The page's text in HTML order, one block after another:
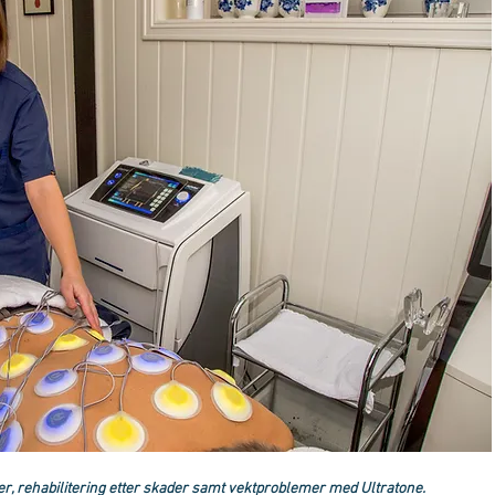
rehabilitering etter skader samt vektproblemer med Ultratone.